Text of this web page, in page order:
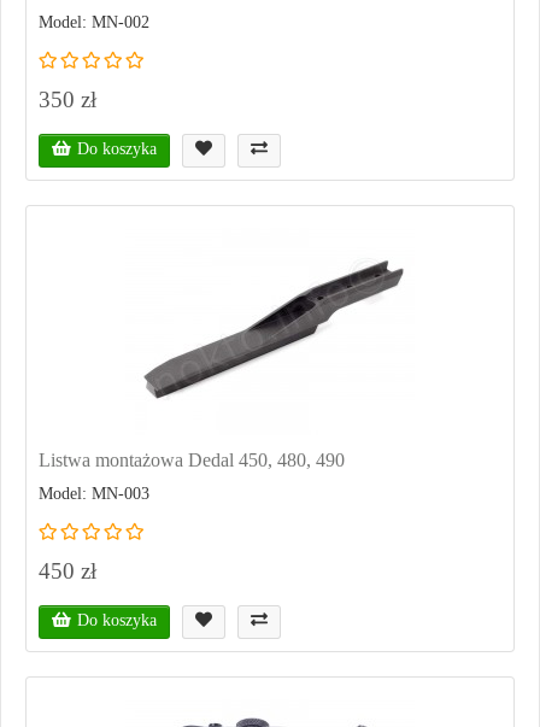
Model: MN-002
350 zł
Do koszyka
Listwa montażowa Dedal 450, 480, 490
Model: MN-003
450 zł
Do koszyka